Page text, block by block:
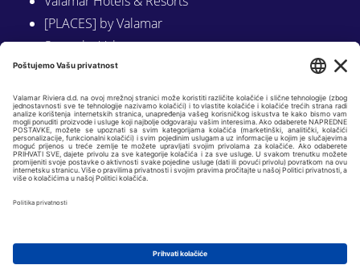
[PLACES] by Valamar
Sunny by Valamar
Valamar Camping
Istraži na Valamar.com
Slijedite nas na: